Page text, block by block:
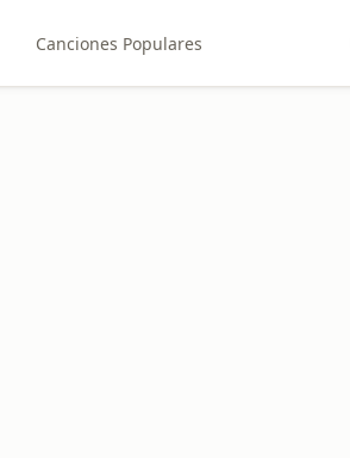
Canciones Populares